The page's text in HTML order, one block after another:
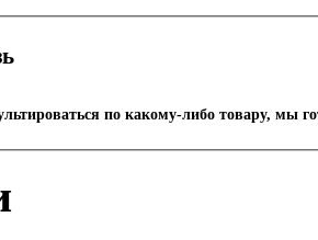
по какому-либо товару, мы